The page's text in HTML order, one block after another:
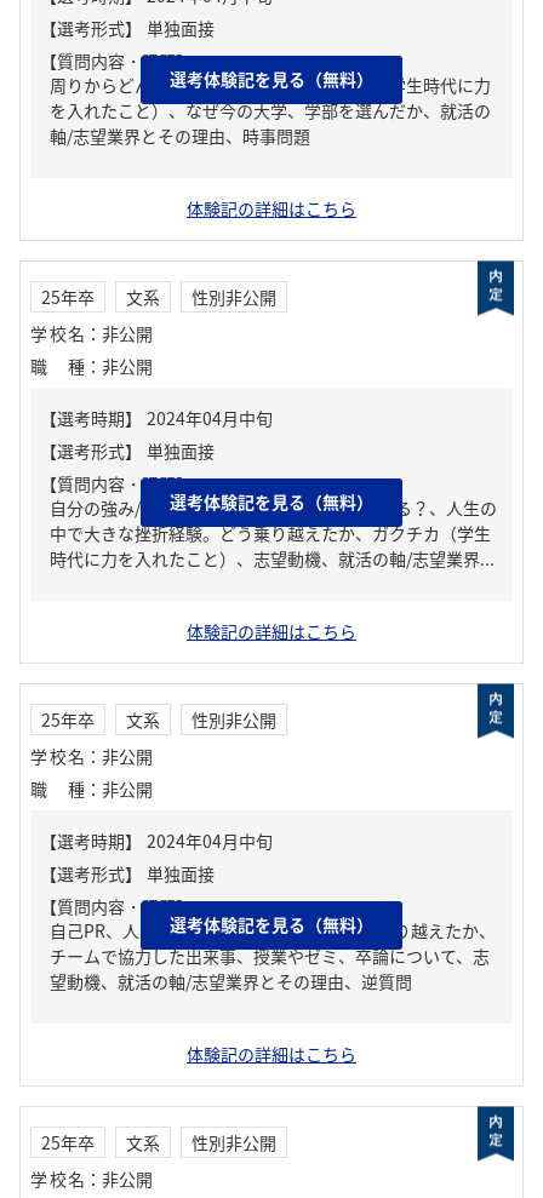
【質問内容・課題】
周りからどんな人といわれる？、ガクチカ（学生時代に力
を入れたこと）、なぜ今の大学、学部を選んだか、就活の
軸/志望業界とその理由、時事問題
選考体験記を見る（無料）
体験記の詳細はこちら
25年卒 文系
性別非公開
学校名 ： 非公開
職種 ： 非公開
【質問内容・課題】
自分の強み/弱み、周りからどんな人といわれる？、人生の
中で大きな挫折経験。どう乗り越えたか、ガクチカ（学生
時代に力を入れたこと）、志望動機、就活の軸/志望業界...
選考体験記を見る（無料）
体験記の詳細はこちら
25年卒 文系
性別非公開
学校名 ： 非公開
職種 ： 非公開
【質問内容・課題】
自己PR、人生の中で大きな挫折経験。どう乗り越えたか、
チームで協力した出来事、授業やゼミ、卒論について、志
望動機、就活の軸/志望業界とその理由、逆質問
選考体験記を見る（無料）
体験記の詳細はこちら
25年卒 文系
性別非公開
学校名 ： 非公開